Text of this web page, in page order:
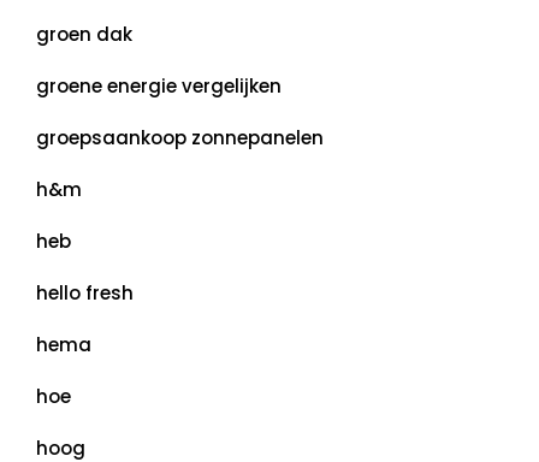
groen dak
groene energie vergelijken
groepsaankoop zonnepanelen
h&m
heb
hello fresh
hema
hoe
hoog